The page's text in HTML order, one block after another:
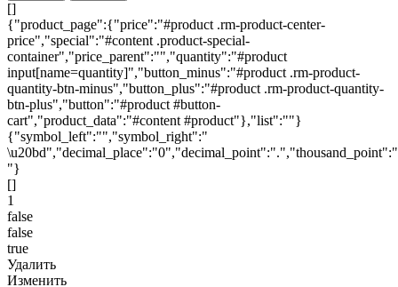
[]
{"product_page":{"price":"#product .rm-product-center-
price","special":"#content .product-special-
container","price_parent":"","quantity":"#product
input[name=quantity]","button_minus":"#product .rm-product-
quantity-btn-minus","button_plus":"#product .rm-product-quantity-
btn-plus","button":"#product #button-
cart","product_data":"#content #product"},"list":""}
{"symbol_left":"","symbol_right":"
\u20bd","decimal_place":"0","decimal_point":".","thousand_point":"
"}
[]
1
false
false
true
Удалить
Изменить